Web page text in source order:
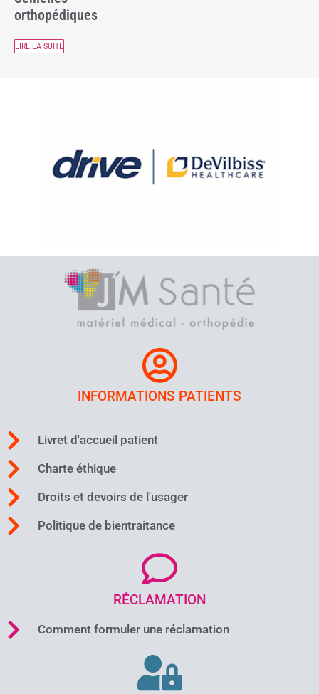
orthopédiques
LIRE LA SUITE
INFORMATIONS PATIENTS
Livret d'accueil patient
Charte éthique
Droits et devoirs de l'usager
Politique de bientraitance
RÉCLAMATION
Comment formuler une réclamation